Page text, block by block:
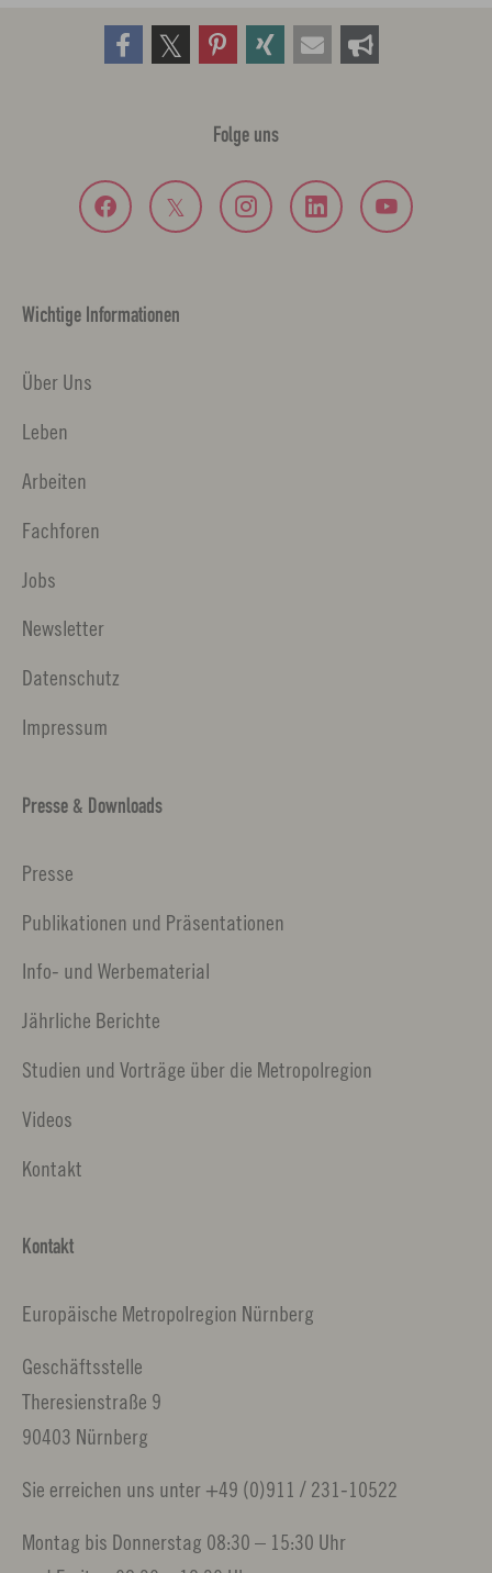
Folge uns
Wichtige Informationen
Über Uns
Leben
Arbeiten
Fachforen
Jobs
Newsletter
Datenschutz
Impressum
Presse & Downloads
Presse
Publikationen und Präsentationen
Info- und Werbematerial
Jährliche Berichte
Studien und Vorträge über die Metropolregion
Videos
Kontakt
Kontakt
Europäische Metropolregion Nürnberg
Geschäftsstelle
Theresienstraße 9
90403 Nürnberg
Sie erreichen uns unter +49 (0)911 / 231-10522
Montag bis Donnerstag 08:30 – 15:30 Uhr